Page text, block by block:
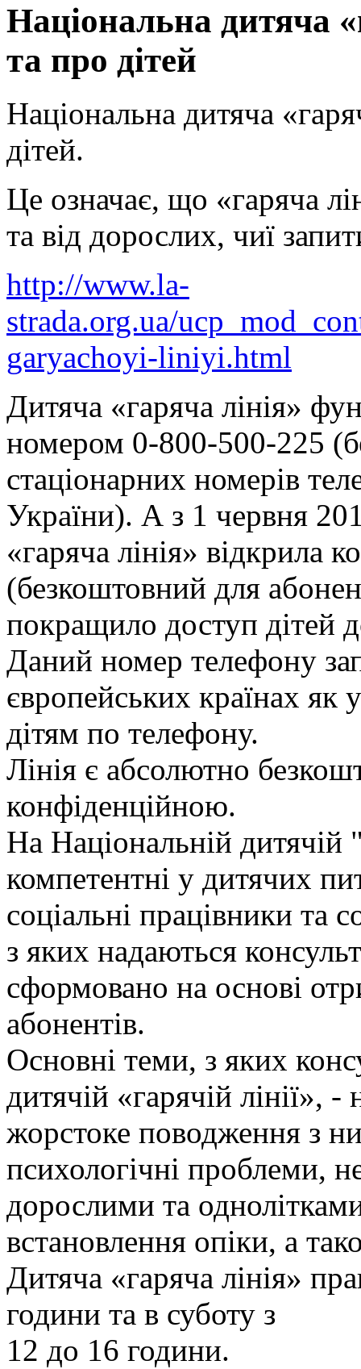
Національна дитяча
та про дітей
Національна дитяча
дітей.
Це означає, що «гаряча
та від дорослих, чиї
http://www.la-
strada.org.ua/
garyachoyi-liniyi.html
Дитяча «гаряча лінія»
номером 0-800-500-225
стаціонарних номерів
України). А з 1 червня
«гаряча лінія» відкрила
(безкоштовний для
покращило доступ дітей
Даний номер телефону
європейських країнах
дітям по телефону.
Лінія є абсолютно
конфіденційною.
На Національній дитячій
компетентні у дитячих
соціальні працівники та
з яких надаються
сформовано на основі
абонентів.
Основні теми, з яких
дитячій «гарячій лінії»,
жорстоке поводження з
психологічні проблеми,
дорослими та
встановлення опіки, а
Дитяча «гаряча лінія»
години та в суботу з
12 до 16 години.